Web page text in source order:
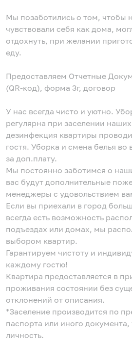
Мы позаботились о том, чтобы
чувствовали себя как дома,
отдохнуть, при желании
еду.
Предоставляем Отчетные
(QR-код), форма 3г, договор
У нас всегда чисто и уютно.
регулярна при заселении
дезинфекция квартиры
гостя. Уборка и смена белья
за доп.плату.
Мы постоянно заботимся о
вас будут дополнительные
менеджеры с удовольствием
Если вы приехали в город
всегда есть возможность
подъездах или домах, мы
выбором квартир.
Гарантируем чистоту и
каждому гостю!
Квартира предоставляется в
проживания состоянии без
отклонений от описания.
*Заселение производится по
паспорта или иного
личность.